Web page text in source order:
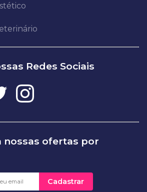
Redes Sociais
nossas ofertas por
Cadastrar